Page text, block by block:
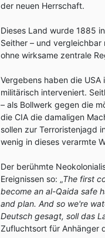
der neuen Herrschaft.
Dieses Land wurde 1885
Seither – und
ohne wirksame zentrale
Vergebens haben die
militärisch interveniert.
– als Bollwerk gegen die
die CIA die damaligen
sollen zur Terroristenjagd
wenig in dieses verarmte
Der berühmte
Ereignissen so: „The first
become an al-Qaida safe
and plan. And so we're
Deutsch gesagt, soll das
Zufluchtsort für Anhänger